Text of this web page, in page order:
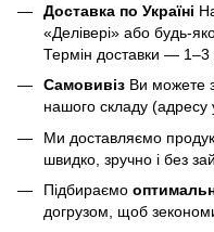
Доставка по Україні
«Делівері» або будь-
Термін доставки — 1–3
Самовивіз Ви можете
нашого складу
Ми доставляємо
швидко, зручно і без
Підбираємо
догрузом, щоб